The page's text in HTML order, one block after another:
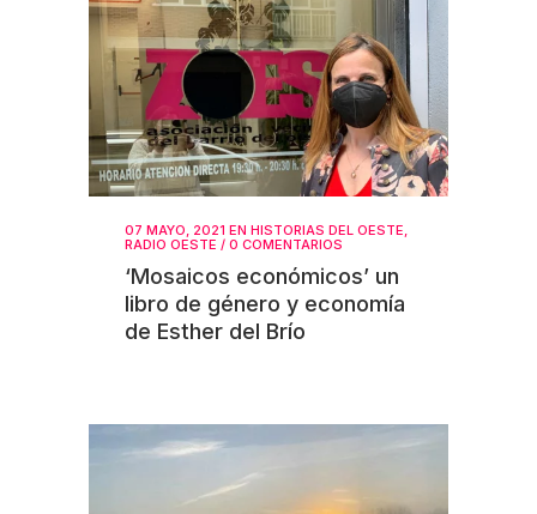
07 MAYO, 2021 EN HISTORIAS DEL OESTE,
RADIO OESTE / 0 COMENTARIOS
‘Mosaicos económicos’ un
libro de género y economía
de Esther del Brío